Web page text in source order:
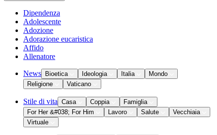
Dipendenza
Adolescente
Adozione
Adorazione eucaristica
Affido
Allenatore
News Bioetica Ideologia Italia
Mondo
Religione
Vaticano
Stile di vita Casa Coppia
Famiglia
For Her &#038; For Him
Lavoro Salute
Vecchiaia
Virtuale